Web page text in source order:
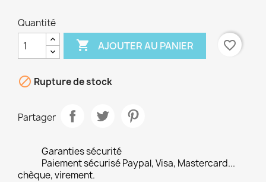
Quantité
 AJOUTER AU PANIER favorite_border
 Rupture de stock
Partager
Garanties sécurité
Paiement sécurisé Paypal, Visa, Mastercard...
chèque, virement.